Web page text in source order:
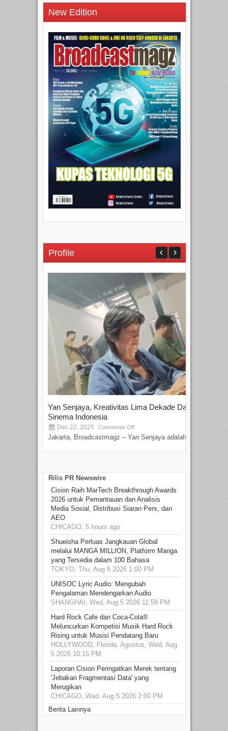
New Edition
Profile
Yan Senjaya, Kreativitas Lima Dekade Dalam
Sinema Indonesia
Dec 22, 2025 Comments Off
Jakarta, Broadcastmagz – Yan Senjaya adalah...
Rilis PR Newswire
Cision Raih MarTech Breakthrough Awards
2026 untuk Pemantauan dan Analisis
Media Sosial, Distribusi Siaran Pers, dan
AEO
CHICAGO, 5 hours ago
Shueisha Perluas Jangkauan Global
melalui MANGA MILLION, Platform Manga
yang Tersedia dalam 100 Bahasa
TOKYO, Thu, Aug 6 2026 1:00 PM
UNISOC Lyric Audio: Mengubah
Pengalaman Mendengarkan Audio
SHANGHAI, Wed, Aug 5 2026 11:58 PM
Hard Rock Cafe dan Coca-Cola®
Meluncurkan Kompetisi Musik Hard Rock
Rising untuk Musisi Pendatang Baru
HOLLYWOOD, Florida, Agustus, Wed, Aug
5 2026 10:15 PM
Laporan Cision Peringatkan Merek tentang
'Jebakan Fragmentasi Data' yang
Merugikan
CHICAGO, Wed, Aug 5 2026 2:00 PM
Berita Lainnya